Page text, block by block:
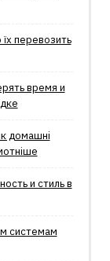
їх перевозить
время и
домашні
и стиль в
системам